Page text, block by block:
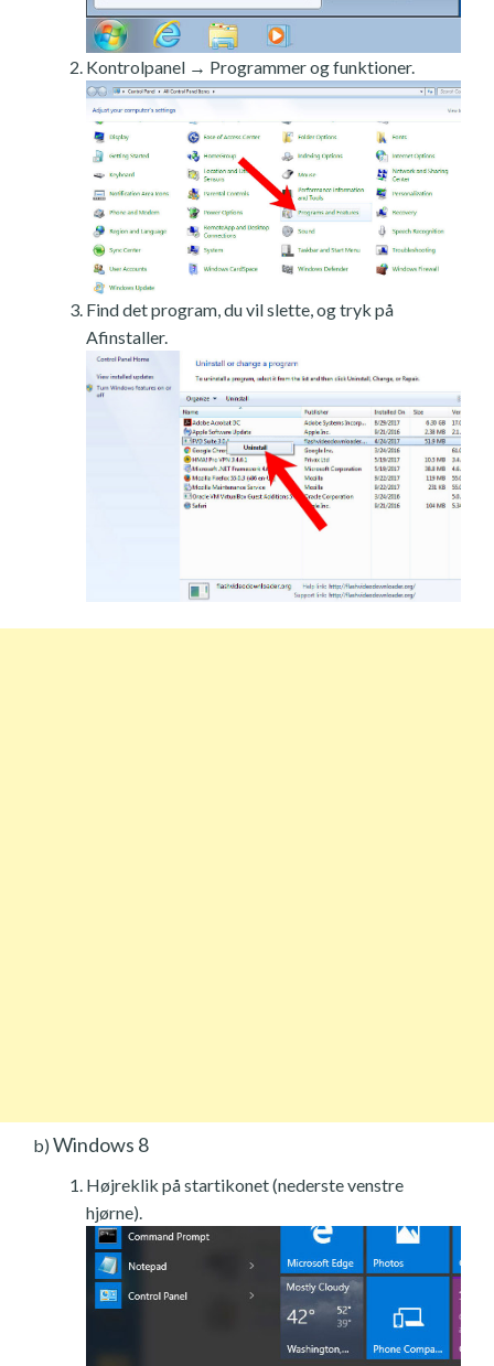
Kontrolpanel → Programmer og funktioner.
Find det program, du vil slette, og tryk på
Afinstaller.
b) Windows 8
Højreklik på startikonet (nederste venstre
hjørne).